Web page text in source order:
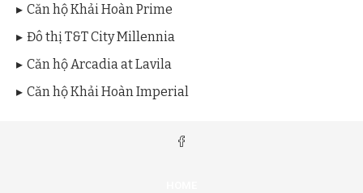
Căn hộ Khải Hoàn Prime
Đô thị T&T City Millennia
Căn hộ Arcadia at Lavila
Căn hộ Khải Hoàn Imperial